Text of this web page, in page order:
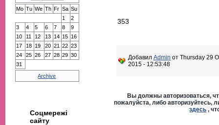
Mo Tu We Th Fr Sa Su
1
2
3
4 5 6 7 8
9
10
11 12 13 14 15 16
17
18 19 20 21 22 23
24
25 26 27 28 29 30
31
Archive
Соцмережі
сайту
353
Добавил Admin от Thursday 29
2015 - 12:53:48
Вы должны авторизоваться,
пожалуйста, либо авторизуйтесь,
здесь ,